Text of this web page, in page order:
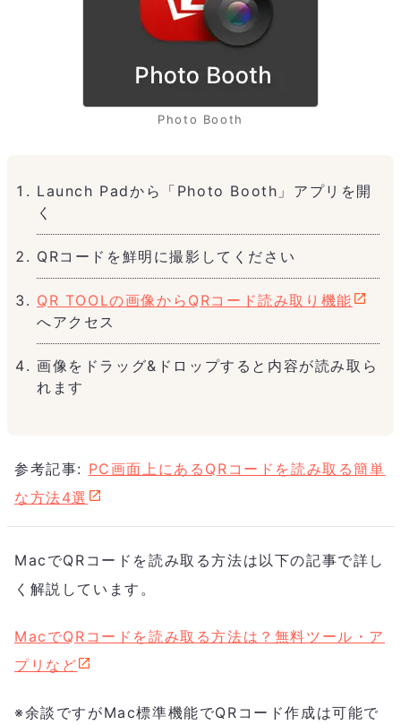
Photo Booth
Launch Padから「Photo Booth」アプリを開
く
QRコードを鮮明に撮影してください
QR TOOLの画像からQRコード読み取り機能
へアクセス
画像をドラッグ&ドロップすると内容が読み取ら
れます
参考記事: PC画面上にあるQRコードを読み取る簡単
な方法4選
MacでQRコードを読み取る方法は以下の記事で詳し
く解説しています。
MacでQRコードを読み取る方法は？無料ツール・ア
プリなど
※余談ですがMac標準機能でQRコード作成は可能で